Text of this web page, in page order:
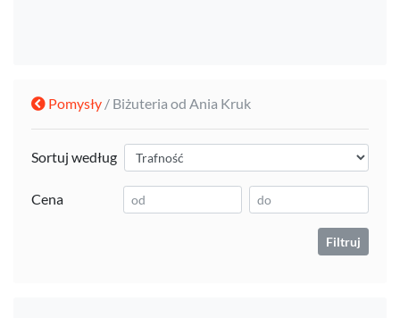
Pomysły / Biżuteria od Ania Kruk
Sortuj według
Cena
Filtruj